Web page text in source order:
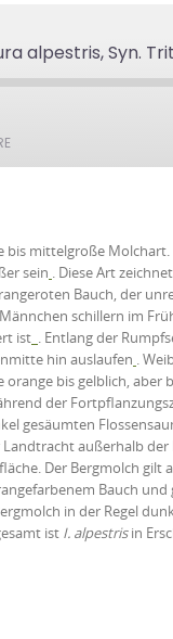
alpestris, Syn.
mittelgroße
sein . Diese Art
Bauch, der
schillern im
ist . Entlang der
hin auslaufen .
bis gelblich, aber
der
gesäumten
außerhalb
Der Bergmolch
Bauch
in der Regel
ist I. alpestrisin